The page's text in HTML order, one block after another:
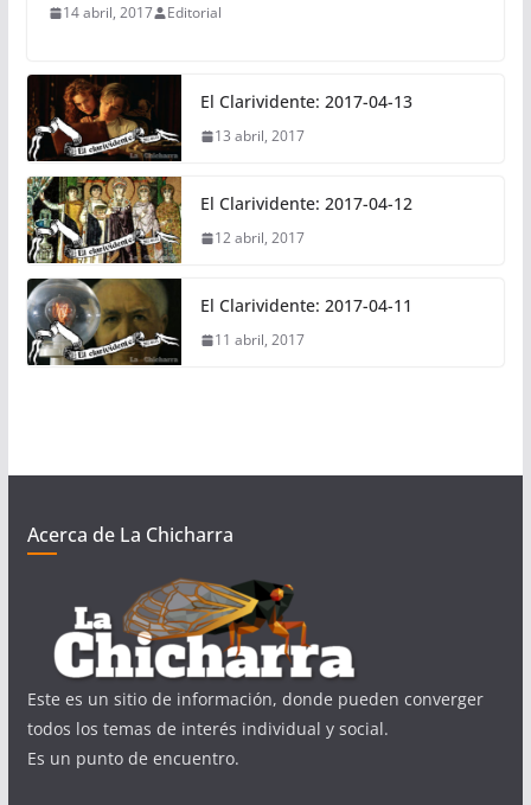
14 abril, 2017 Editorial
El Clarividente: 2017-04-13
13 abril, 2017
El Clarividente: 2017-04-12
12 abril, 2017
El Clarividente: 2017-04-11
11 abril, 2017
Acerca de La Chicharra
Este es un sitio de información, donde pueden converger
todos los temas de interés individual y social.
Es un punto de encuentro.